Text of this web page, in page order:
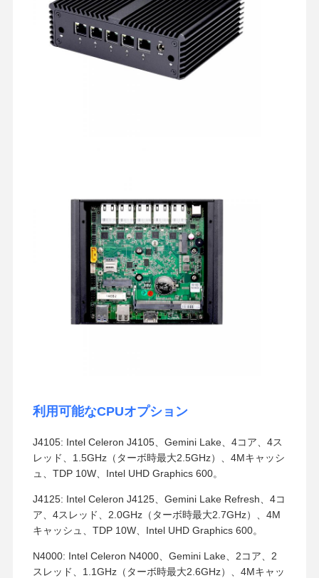
利用可能なCPUオプション
J4105: Intel Celeron J4105、Gemini Lake、4コア、4ス
レッド、1.5GHz（ターボ時最大2.5GHz）、4Mキャッシ
ュ、TDP 10W、Intel UHD Graphics 600。
J4125: Intel Celeron J4125、Gemini Lake Refresh、4コ
ア、4スレッド、2.0GHz（ターボ時最大2.7GHz）、4M
キャッシュ、TDP 10W、Intel UHD Graphics 600。
N4000: Intel Celeron N4000、Gemini Lake、2コア、2
スレッド、1.1GHz（ターボ時最大2.6GHz）、4Mキャッ